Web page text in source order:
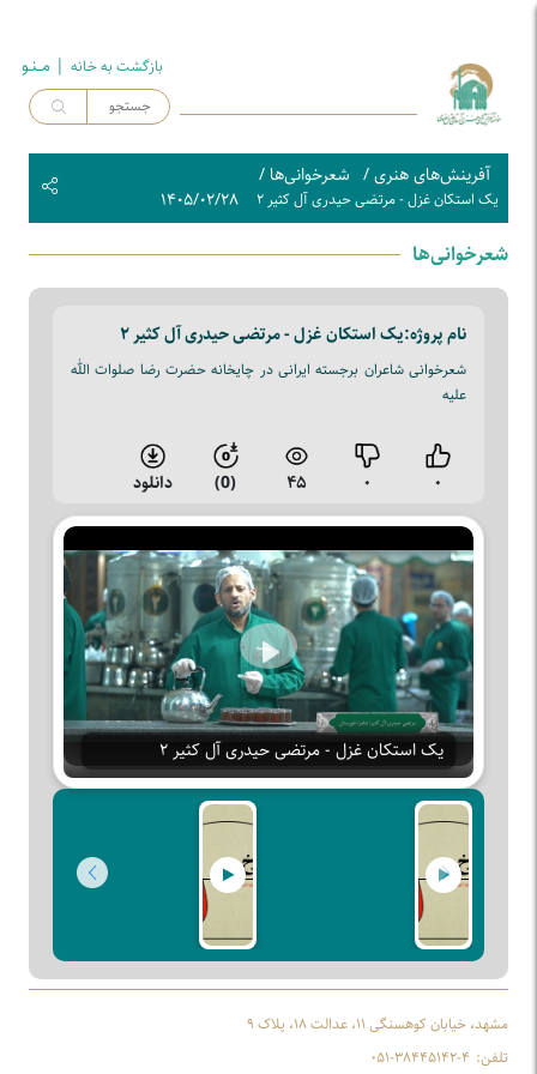
بازگشت به خـانه | مــنـو
آفرینش‌های هنری/ شعرخوانی‌ها /
یک استکان غزل - مرتضی حیدری آل کثیر ۲ ۱۴۰۵/۰۲/۲۸
شعرخوانی‌ها
نام پروژه:یک استکان غزل - مرتضی حیدری آل کثیر ۲
شعرخوانی شاعران برجسته ایرانی در چایخانه حضرت رضا صلوات الله
علیه
۰ ۰ ۴۵ (0) دانلود
Play
یک استکان غزل - مرتضی حیدری آل کثیر ۲
مشهد، خیابان کوهسنگی ۱۱، عدالت ۱۸، پلاک ۹
تلفن: ۰۵۱-۳۸۴۴۵۱۴۲-۴